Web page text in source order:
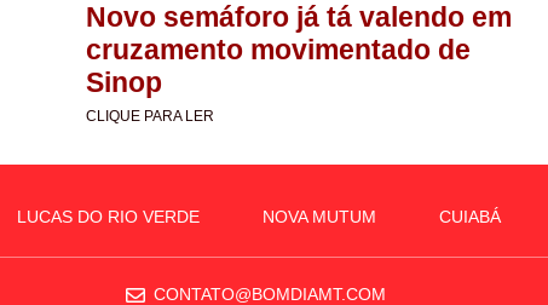
Novo semáforo já tá valendo em
cruzamento movimentado de
Sinop
CLIQUE PARA LER
LUCAS DO RIO VERDE NOVA MUTUM CUIABÁ
CONTATO@BOMDIAMT.COM